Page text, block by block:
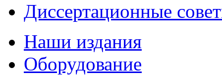
Диссертационные
Наши издания
Оборудование